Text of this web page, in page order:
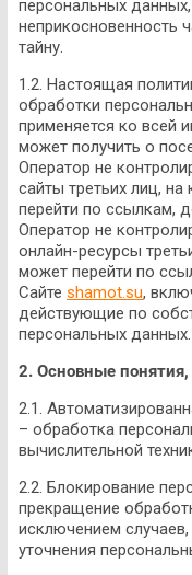
персональных
неприкосновенность
тайну.
1.2. Настоящая
обработки
применяется ко всей
может получить о
Оператор не
сайты третьих лиц,
перейти по ссылкам,
Оператор не
онлайн-ресурсы
может перейти по
Сайте shamot.su,
действующие по
персональных данных.
2. Основные
2.1.
– обработка
вычислительной
2.2. Блокирование
прекращение
исключением
уточнения